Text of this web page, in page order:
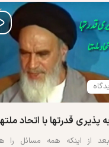
پذیری قدرتها با اتحاد
از اینکه همه مسائل را